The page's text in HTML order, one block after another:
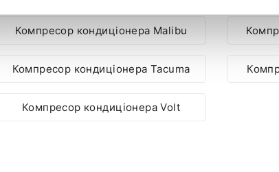
Компресор кондиціонера Malibu
Компресор кондиціонера Tacuma
Компресор кондиціонера Volt